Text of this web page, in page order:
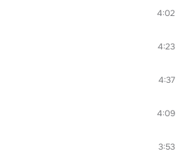
4:02
4:23
4:37
4:09
3:53